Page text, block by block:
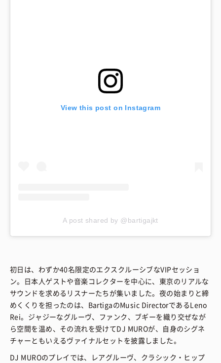
View this post on Instagram
A post shared by @bartigajkt
初日は、わずか40名限定のエクスクルーシブなVIPセッショ
ン。日本人ゲストや音楽コレクターを中心に、東京のリアルな
サウンドを求めるリスナーたちが集いました。夜の始まりと締
めくくりを担ったのは、BartigaのMusic DirectorであるLeno
Rei。ジャジーなグルーヴ、ファンク、ブギーを織り交ぜなが
ら空間を温め、その流れを受けてDJ MUROが、自身のシグネ
チャーともいえるヴァイナルセットを披露しました。
DJ MUROのプレイでは、レアグルーヴ、クラシック・ヒップ